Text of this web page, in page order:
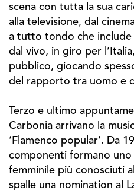
scena con tutta la sua
alla televisione, dal
a tutto tondo che include
dal vivo, in giro per
pubblico, giocando
del rapporto tra uomo e
Terzo e ultimo
Carbonia arrivano la
‘Flamenco popular’. Da
componenti formano
femminile più conosciuti
spalle una nomination al